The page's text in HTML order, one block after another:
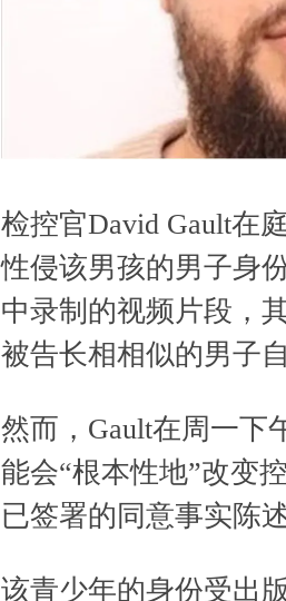
检控官David Gault在
性侵该男孩的男子身
中录制的视频片段，
被告长相相似的男子
然而，Gault在周一下
能会“根本性地”改变
已签署的同意事实陈
该青少年的身份受出